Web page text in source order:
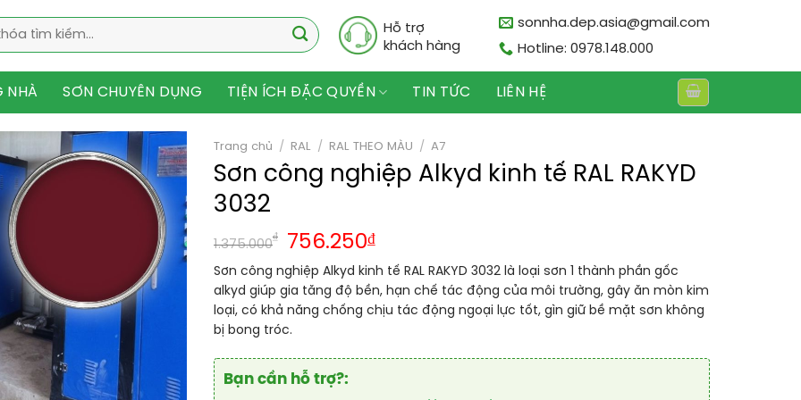
Hỗ trợ
khách hàng
sonnha.dep.asia@gmail.com
Hotline: 0978.148.000
NHÀ SƠN CHUYÊN DỤNG TIỆN ÍCH ĐẶC QUYỀN TIN TỨC LIÊN HỆ
Trang chủ / RAL / RAL THEO MÀU / A7
Sơn công nghiệp Alkyd kinh tế RAL RAKYD
3032
1.375.000
₫ 756.250₫
Sơn công nghiệp Alkyd kinh tế RAL RAKYD 3032 là loại sơn 1 thành phần gốc
alkyd giúp gia tăng độ bền, hạn chế tác động của môi trường, gây ăn mòn kim
loại, có khả năng chống chịu tác động ngoại lực tốt, gìn giữ bề mặt sơn không
bị bong tróc.
Bạn cần hỗ trợ?: